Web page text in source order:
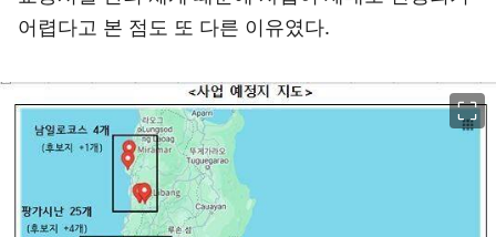
어렵다고 본 점도 또 다른 이유였다.